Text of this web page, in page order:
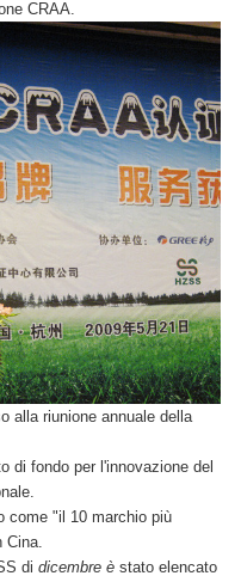
CRAA.
alla riunione annuale della
di fondo per l'innovazione del
come "il 10 marchio più
Cina.
didicembre è stato elencato